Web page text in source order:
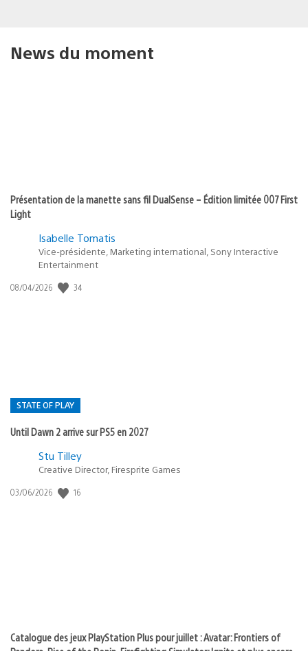
News du moment
Présentation de la manette sans fil DualSense – Édition limitée 007 First
Light
Isabelle Tomatis
Vice-présidente, Marketing international, Sony Interactive
Entertainment
Date
08/04/2026 34
STATE OF PLAY
Until Dawn 2 arrive sur PS5 en 2027
Postée
:
Stu Tilley
Creative Director, Firesprite Games
Date
03/06/2026 16
Catalogue des jeux PlayStation Plus pour juillet : Avatar: Frontiers of